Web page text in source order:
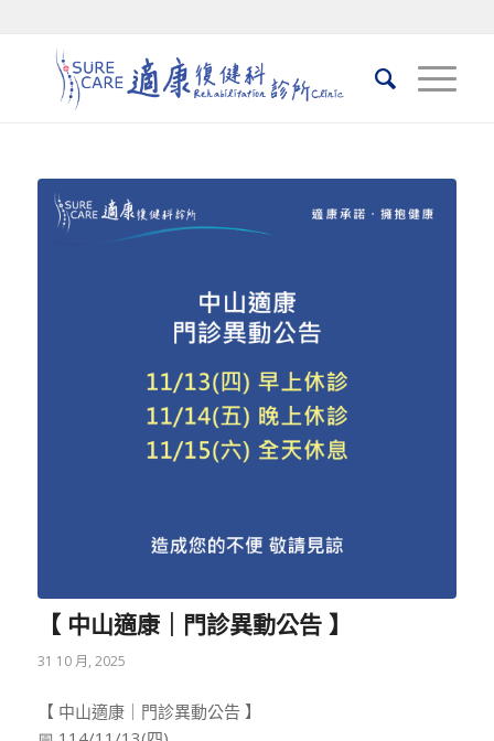
【 中山適康｜門診異動公告 】
31 10 月, 2025
【 中山適康｜門診異動公告 】